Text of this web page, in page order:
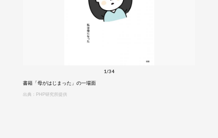
1/34
書籍「母がはじまった」の一場面
出典：PHP研究所提供